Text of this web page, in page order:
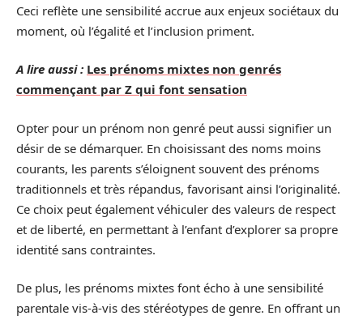
Ceci reflète une sensibilité accrue aux enjeux sociétaux du
moment, où l’égalité et l’inclusion priment.
A lire aussi : Les prénoms mixtes non genrés
commençant par Z qui font sensation
Opter pour un prénom non genré peut aussi signifier un
désir de se démarquer. En choisissant des noms moins
courants, les parents s’éloignent souvent des prénoms
traditionnels et très répandus, favorisant ainsi l’originalité.
Ce choix peut également véhiculer des valeurs de respect
et de liberté, en permettant à l’enfant d’explorer sa propre
identité sans contraintes.
De plus, les prénoms mixtes font écho à une sensibilité
parentale vis-à-vis des stéréotypes de genre. En offrant un